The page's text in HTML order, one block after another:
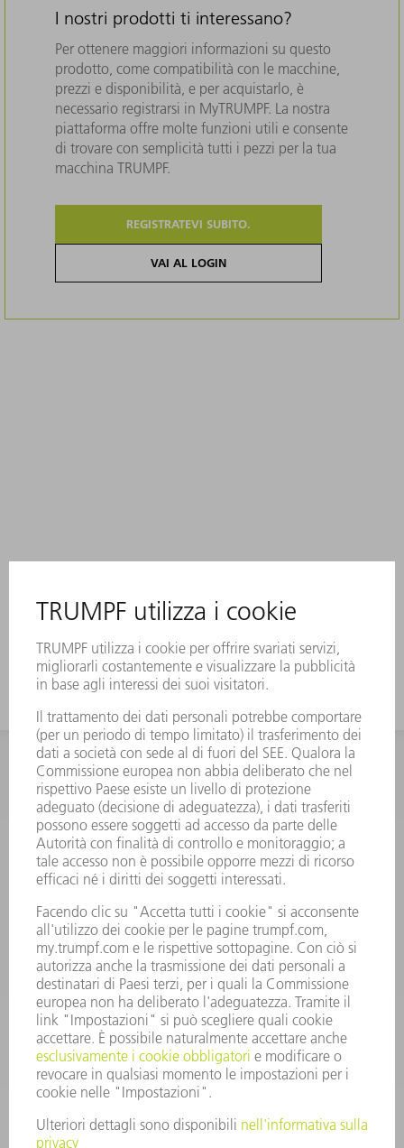
I nostri prodotti ti interessano?
Per ottenere maggiori informazioni su questo
prodotto, come compatibilità con le macchine,
prezzi e disponibilità, e per acquistarlo, è
necessario registrarsi in MyTRUMPF. La nostra
piattaforma offre molte funzioni utili e consente
di trovare con semplicità tutti i pezzi per la tua
macchina TRUMPF.
REGISTRATEVI SUBITO.
VAI AL LOGIN
INFORMAZIONE
Domande frequenti
Condizioni generali di contratto
CONTATTO
RICAMBI TRUMPF ITALIA
lunedì a venerdì: 08:30 – 18:00
ricambi@trumpf.com
CONTATTO
UTENSILI TRUMPF ITALIA
+39 02 48489482
lunedì a venerdì: 08:00 – 18:00
utensili@trumpf.com